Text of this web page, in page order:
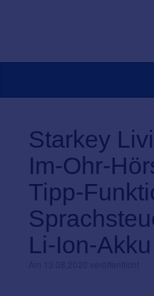
Starkey
Im-Ohr-
Tipp-
Li-Ion-Akku